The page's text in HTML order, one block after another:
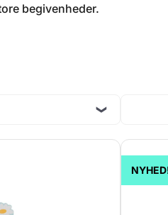
begivenheder.